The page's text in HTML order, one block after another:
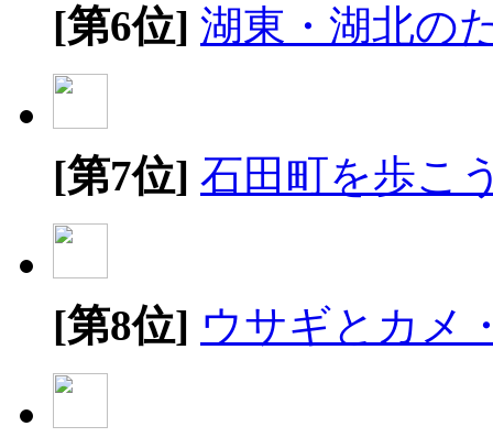
[第6位] 湖東・湖北の
[第7位] 石田町を歩こ
[第8位] ウサギとカメ